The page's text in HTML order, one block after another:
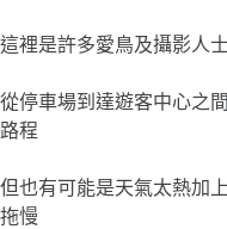
這裡是許多愛鳥及攝影人
從停車場到達遊客中心之
路程
但也有可能是天氣太熱加
拖慢